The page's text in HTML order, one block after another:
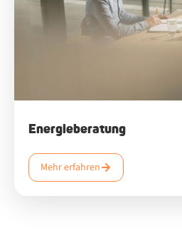
Energieberatung
Mehr erfahren